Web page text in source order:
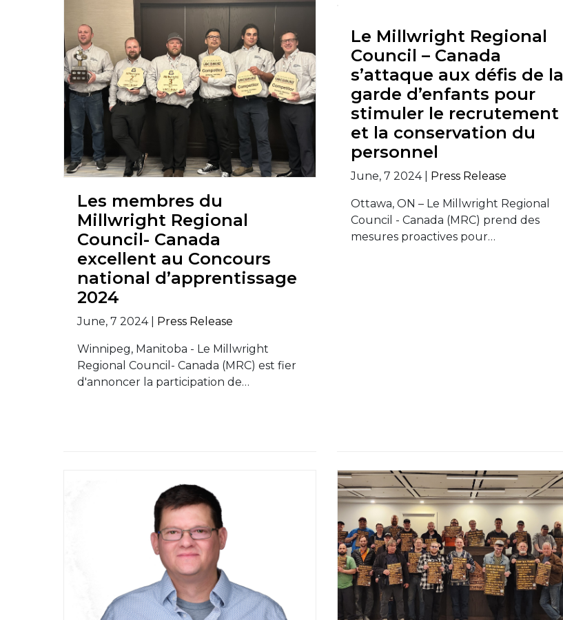
Les membres du
Millwright Regional
Council- Canada
excellent au Concours
national d’apprentissage
2024
June, 7 2024 | Press Release
Winnipeg, Manitoba - Le Millwright
Regional Council- Canada (MRC) est fier
d'annoncer la participation de…
Le Millwright Regional
Council – Canada
s’attaque aux défis de la
garde d’enfants pour
stimuler le recrutement
et la conservation du
personnel
June, 7 2024 | Press Release
Ottawa, ON – Le Millwright Regional
Council - Canada (MRC) prend des
mesures proactives pour…